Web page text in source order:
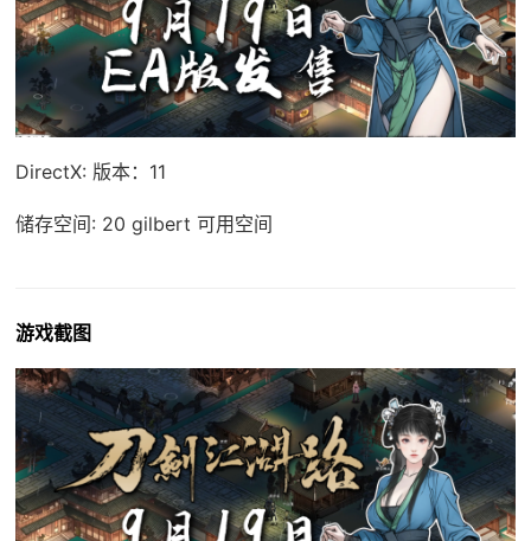
DirectX: 版本：11
储存空间: 20 gilbert 可用空间
游戏截图